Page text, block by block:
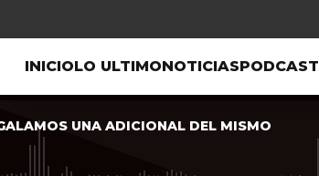
INICIOLO ULTIMONOTICIASPODCAST
UNA ADICIONAL DEL MISMO